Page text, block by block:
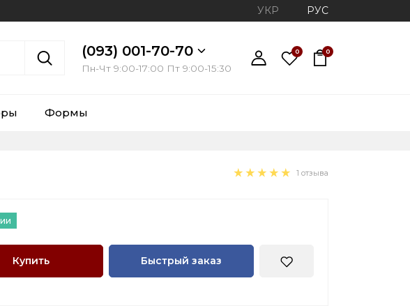
УКР РУС
(093) 001-70-70
Пн-Чт 9:00-17:00 Пт 9:00-15:30
0 0
Формы
1 отзыва
Купить Быстрый заказ